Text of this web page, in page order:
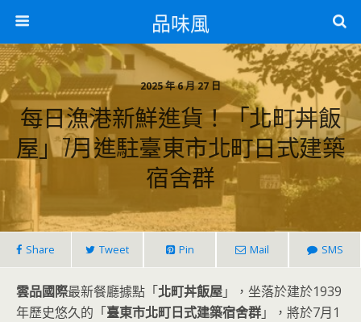
品味風
2025 年 6 月 27 日
每日漁港新鮮進貨！「北町丼飯
屋」7月進駐臺東市北町日式建築
宿舍群
Share Tweet Pin Mail SMS
雲品國際最新餐廳據點「北町丼飯屋」，坐落於建於1939
年歷史悠久的「臺東市北町日式建築宿舍群」，將於7月1